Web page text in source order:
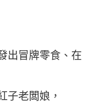
出冒牌零食、在
子老闆娘，